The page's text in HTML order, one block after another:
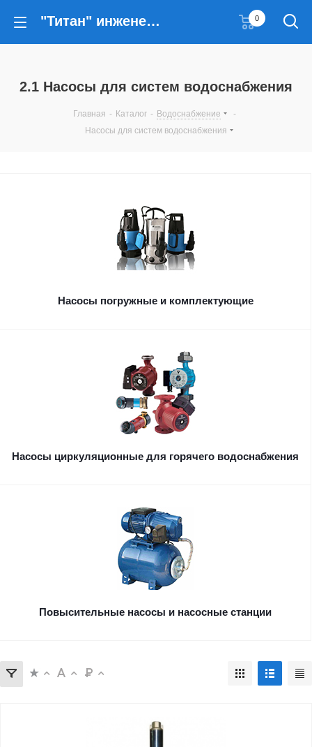
"Титан" инженерные решения 0
2.1 Насосы для систем водоснабжения
Главная - Каталог - Водоснабжение
-
Насосы для систем водоснабжения
Насосы погружные и комплектующие
Насосы циркуляционные для горячего водоснабжения
Повысительные насосы и насосные станции